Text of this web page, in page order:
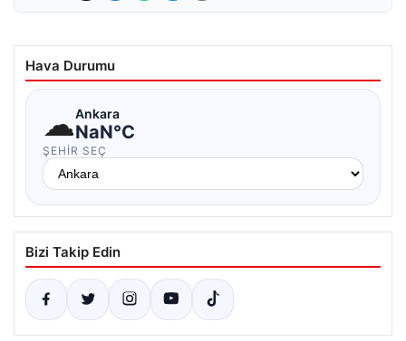
Hava Durumu
☁Ankara
NaN°C
ŞEHIR SEÇ
Bizi Takip Edin